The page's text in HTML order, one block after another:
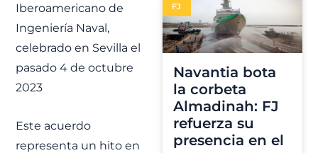
Iberoamericano de
Ingeniería Naval,
celebrado en Sevilla el
pasado 4 de octubre
2023
Este acuerdo
representa un hito en
FJ
Navantia bota
la corbeta
Almadinah: FJ
refuerza su
presencia en el